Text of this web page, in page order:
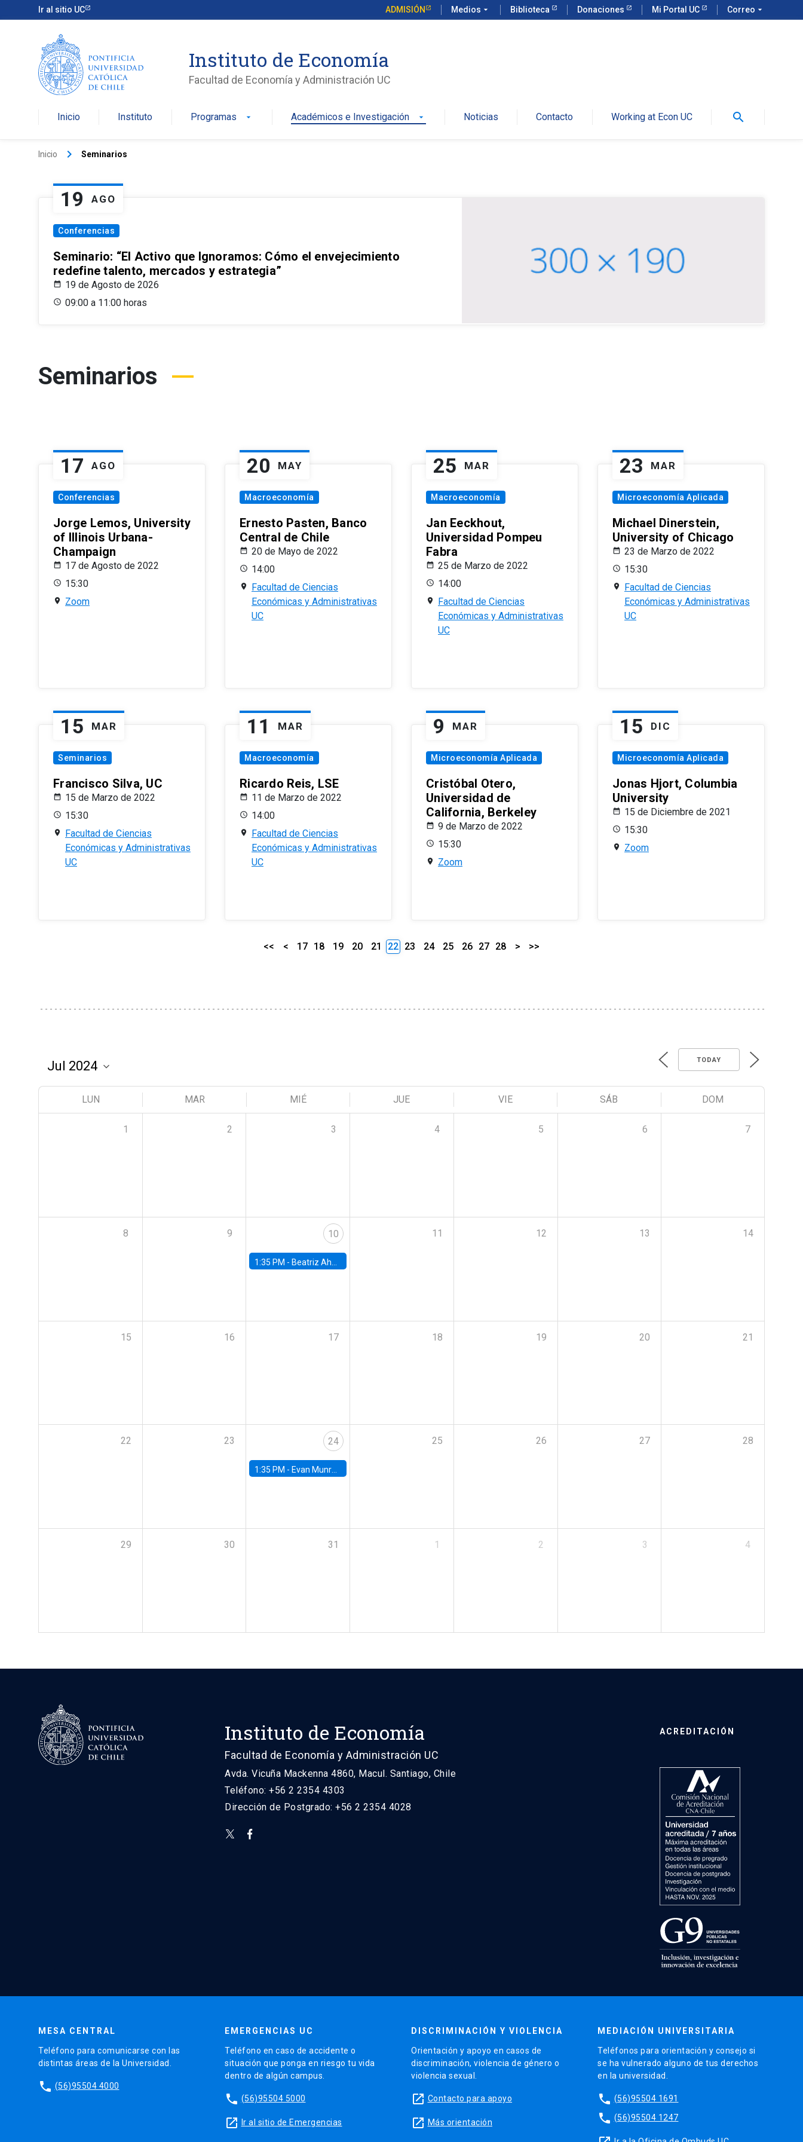
Ir al sitio UC ADMISIÓN Medios arrow_drop_down Biblioteca Donaciones Mi Portal UC Correo arrow_drop_down
Instituto de Economía
Facultad de Economía y Administración UC
Inicio Instituto Programas arrow_drop_down Académicos e Investigación arrow_drop_down Noticias Contacto Working at Econ UC search
Inicio keyboard_arrow_right Seminarios
19 AGO
Conferencias
Seminario: “El Activo que Ignoramos: Cómo el envejecimiento
redefine talento, mercados y estrategia”
19 de Agosto de 2026
09:00 a 11:00 horas
Seminarios
17 AGO
Conferencias
Jorge Lemos, University
of Illinois Urbana-
Champaign
17 de Agosto de 2022
15:30
Zoom
20 MAY
Macroeconomía
Ernesto Pasten, Banco
Central de Chile
20 de Mayo de 2022
14:00
Facultad de Ciencias
Económicas y Administrativas
UC
25 MAR
Macroeconomía
Jan Eeckhout,
Universidad Pompeu
Fabra
25 de Marzo de 2022
14:00
Facultad de Ciencias
Económicas y Administrativas
UC
23 MAR
Microeconomía Aplicada
Michael Dinerstein,
University of Chicago
23 de Marzo de 2022
15:30
Facultad de Ciencias
Económicas y Administrativas
UC
15 MAR
Seminarios
Francisco Silva, UC
15 de Marzo de 2022
15:30
Facultad de Ciencias
Económicas y Administrativas
UC
11 MAR
Macroeconomía
Ricardo Reis, LSE
11 de Marzo de 2022
14:00
Facultad de Ciencias
Económicas y Administrativas
UC
9 MAR
Microeconomía Aplicada
Cristóbal Otero,
Universidad de
California, Berkeley
9 de Marzo de 2022
15:30
Zoom
15 DIC
Microeconomía Aplicada
Jonas Hjort, Columbia
University
15 de Diciembre de 2021
15:30
Zoom
<< < 17 18 19 20 21 22 23 24 25 26 27 28 > >>
TODAY
LUN MAR MIÉ JUE VIE SÁB DOM
1 2 3 4 5 6 7
8 9 10
1:35 PM - Beatriz Ahumada, PhD candidate, Universidad de Pittsburgh
11 12 13 14
15 16 17 18 19 20 21
22 23 24
1:35 PM - Evan Munro, Neyman Visiting Assistant Professor in the Department of Statistics at UC Berkeley
25 26 27 28
29 30 31 1 2 3 4
Instituto de Economía
Facultad de Economía y Administración UC
Avda. Vicuña Mackenna 4860, Macul. Santiago, Chile
Teléfono: +56 2 2354 4303
Dirección de Postgrado: +56 2 2354 4028
ACREDITACIÓN
MESA CENTRAL
Teléfono para comunicarse con las
distintas áreas de la Universidad.
phone (56)95504 4000
EMERGENCIAS UC
Teléfono en caso de accidente o
situación que ponga en riesgo tu vida
dentro de algún campus.
phone (56)95504 5000
launch Ir al sitio de Emergencias
DISCRIMINACIÓN Y VIOLENCIA
Orientación y apoyo en casos de
discriminación, violencia de género o
violencia sexual.
launch Contacto para apoyo
launch Más orientación
MEDIACIÓN UNIVERSITARIA
Teléfonos para orientación y consejo si
se ha vulnerado alguno de tus derechos
en la universidad.
phone (56)95504 1691
phone (56)95504 1247